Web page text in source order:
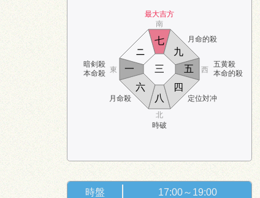
最大吉方
月命的殺
暗剣殺
本命殺
五黄殺
本命的殺
月命殺
時破
定位対冲
南
北
東 西
八
九
一
ニ
三
四
五
六
七
時盤 17:00～19:00